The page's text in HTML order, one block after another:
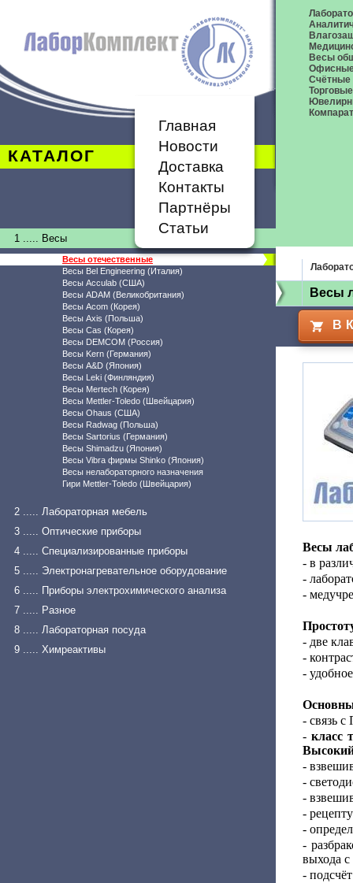
КАТАЛОГ
Главная
Новости
Доставка
Контакты
Партнёры
Статьи
1 ..... Весы
Весы отечественные
Весы Bel Engineering (Италия)
Весы Acculab (США)
Весы ADAM (Великобритания)
Весы Acom (Корея)
Весы Axis (Польша)
Весы Cas (Корея)
Весы DEMCOM (Россия)
Весы Kern (Германия)
Весы A&D (Япония)
Весы Leki (Финляндия)
Весы Mertech (Корея)
Весы Mettler-Toledo (Швейцария)
Весы Ohaus (США)
Весы Radwag (Польша)
Весы Sartorius (Германия)
Весы Shimadzu (Япония)
Весы Vibra фирмы Shinko (Япония)
Весы нелабораторного назначения
Гири Mettler-Toledo (Швейцария)
2 ..... Лабораторная мебель
3 ..... Оптические приборы
4 ..... Специализированные приборы
5 ..... Электронагревательное оборудование
6 ..... Приборы электрохимического анализа
7 ..... Разное
8 ..... Лабораторная посуда
9 ..... Химреактивы
Весы
Счётные
Весы
В
Весы
- в
-
-
- две
-
-
- связь с
- класс
-
-
-
-
-
-
выхода с
-